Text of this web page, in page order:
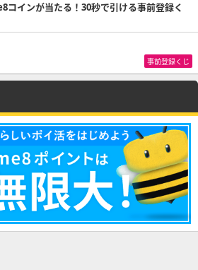
コインが当たる！30秒で引ける事前登録く
事前登録くじ